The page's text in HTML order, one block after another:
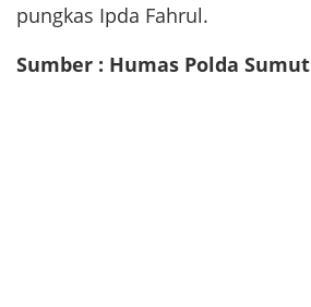
pungkas Ipda Fahrul.
Sumber : Humas Polda Sumut